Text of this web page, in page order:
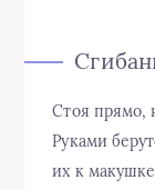
Стоя прямо,
Руками
их к